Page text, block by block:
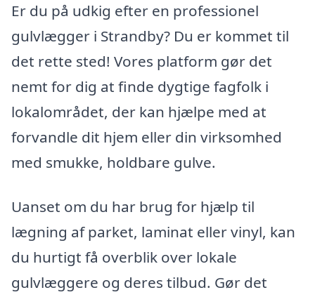
Er du på udkig efter en professionel
gulvlægger i Strandby? Du er kommet til
det rette sted! Vores platform gør det
nemt for dig at finde dygtige fagfolk i
lokalområdet, der kan hjælpe med at
forvandle dit hjem eller din virksomhed
med smukke, holdbare gulve.
Uanset om du har brug for hjælp til
lægning af parket, laminat eller vinyl, kan
du hurtigt få overblik over lokale
gulvlæggere og deres tilbud. Gør det